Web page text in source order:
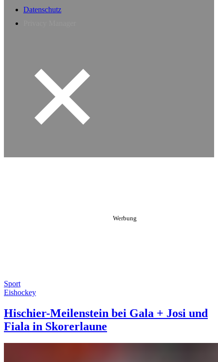
Datenschutz
Sport
Eishockey
Hischier-Meilenstein bei Gala + Josi und
Fiala in Skorerlaune